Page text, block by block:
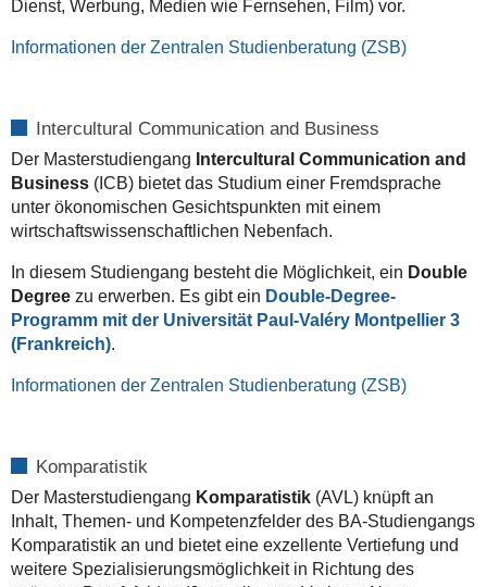
Dienst, Werbung, Medien wie Fernsehen, Film) vor.
Informationen der Zentralen Studienberatung (ZSB)
Intercultural Communication and Business
Der Masterstudiengang Intercultural Communication and
Business(ICB) bietet das Studium einer Fremdsprache
unter ökonomischen Gesichtspunkten mit einem
wirtschaftswissenschaftlichen Nebenfach.
In diesem Studiengang besteht die Möglichkeit, ein Double
Degree zu erwerben. Es gibt ein Double-Degree-
Programm mit der Universität Paul-Valéry Montpellier 3
(Frankreich).
Informationen der Zentralen Studienberatung (ZSB)
Komparatistik
Der Masterstudiengang Komparatistik(AVL) knüpft an
Inhalt, Themen- und Kompetenzfelder des BA-Studiengangs
Komparatistik an und bietet eine exzellente Vertiefung und
weitere Spezialisierungsmöglichkeit in Richtung des